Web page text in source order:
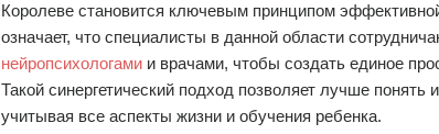
Королеве становится ключевым принципом
означает, что специалисты в данной области
нейропсихологами и врачами, чтобы создать единое
Такой синергетический подход позволяет лучше понять
учитывая все аспекты жизни и обучения ребенка.